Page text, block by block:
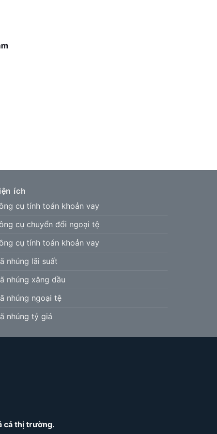
ích
cụ tính toán khoản vay
cụ chuyển đổi ngoại tệ
cụ tính toán khoản vay
nhúng lãi suất
nhúng xăng dầu
nhúng ngoại tệ
nhúng tỷ giá
cả thị trường.